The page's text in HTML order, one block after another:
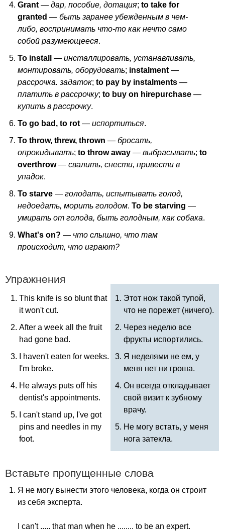
Grant — дар, пособие, дотация; to take for
granted — быть заранее убежденным в чем-
либо, воспринимать что-то как нечто само
собой разумеющееся.
To install — инсталлировать, устанавливать,
монтировать, оборудовать; instalment —
рассрочка. задаток; to pay by instalments —
платить в рассрочку; to buy on hirepurchase —
купить в рассрочку.
To go bad , to rot — испортиться.
To throw, threw, thrown — бросать,
опрокидывать; to throw away — выбрасывать; to
overthrow— свалить, снести, привести в
упадок.
To starve — голодать, испытывать голод,
недоедать, морить голодом. To be starving —
умирать от голода, быть голодным, как собака.
What's on? — что слышно, что там
происходит, что играют?
Упражнения
This knife is so blunt that
it won't cut.
After a week all the fruit
had gone bad.
haven't eaten for weeks.
I'm broke.
He always puts off his
dentist's appointments.
can't stand up, I've got
pins and needles in my
foot.
Этот нож такой тупой,
что не порежет (ничего).
Через неделю все
фрукты испортились.
Я неделями не ем, у
меня нет ни гроша.
Он всегда откладывает
свой визит к зубному
врачу.
Не могу встать, у меня
нога затекла.
Вставьте пропущенные слова
Я не могу вынести этого человека, когда он строит
из себя эксперта.
can't..... that man when he ........ to be an expert.